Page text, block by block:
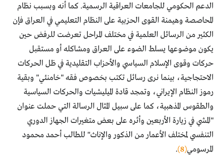
الدعم الحكومي للجامعات العراقية الرسمية. كما أنه وبسبب نظام
المحاصصة وهيمنة القوى الحزبية على النظام التعليمي في العراق فإن
الكثير من الرسائل العلمية في مختلف المراحل تعرضت للرفض حين
يكون موضوعها يسلط الضوء على العراق ومشاكله أو مستقبل
حركات وقوى الإسلام السياسي والأحزاب التقليدية في ظل الحركات
الاحتجاجية، بينما نرى رسائل تكتب بخصوص فقه "خامنئي" وبقية
رموز النظام الإيراني، وتمجد قادة الميليشيات والحركات السياسية
والطقوس المذهبية، كما على سبيل المثال الرسالة التي حملت عنوان
"المشي في زيارة الأربعين وأثره على بعض متغيرات الجهاز الدوري
التنفسي لمختلف الأعمار من الذكور والإناث" للطالب أحمد محمود
المرسومي(8)
.